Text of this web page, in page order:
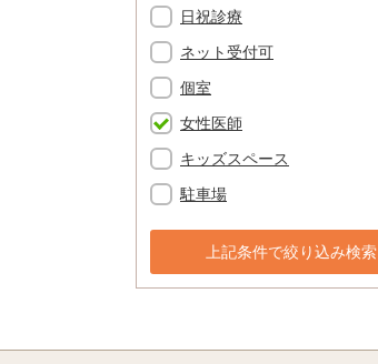
日祝診療
ネット受付可
個室
女性医師
キッズスペース
駐車場
上記条件で絞り込み検索